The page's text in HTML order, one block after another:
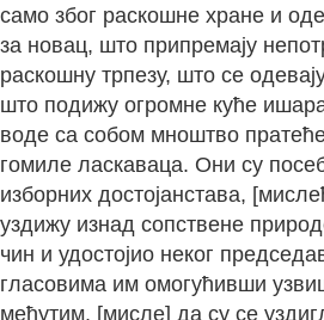
само због раскошне хране и
за новац, што припремају
раскошну трпезу, што се
што подижу огромне куће
воде са собом мноштво
гомиле ласкаваца. Они су
изборних достојанстава,
уздижу изнад сопствене
чин и удостојио неког
гласовима им омогућивши
међутим, [мисле] да су се